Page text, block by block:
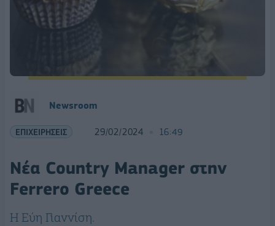
Newsroom
ΕΠΙΧΕΙΡΗΣΕΙΣ 29/02/2024 16:49
Νέα Country Manager στην
Ferrero Greece
H Εύη Γιαννίση.